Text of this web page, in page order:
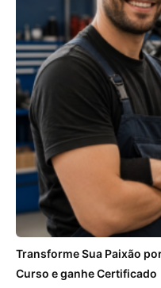
Transforme Sua Paixão
Curso e ganhe Certificado